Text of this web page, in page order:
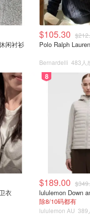
闲衬衫
$105.30
Bernardelli 483人
衣
8
$189.00
除8/10码都有
lululemon AU 389